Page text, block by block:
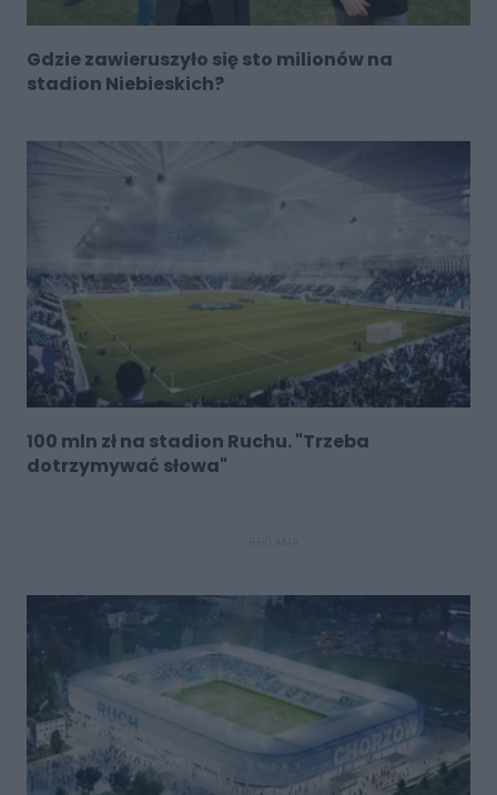
Gdzie zawieruszyło się sto milionów na
stadion Niebieskich?
100 mln zł na stadion Ruchu. "Trzeba
dotrzymywać słowa"